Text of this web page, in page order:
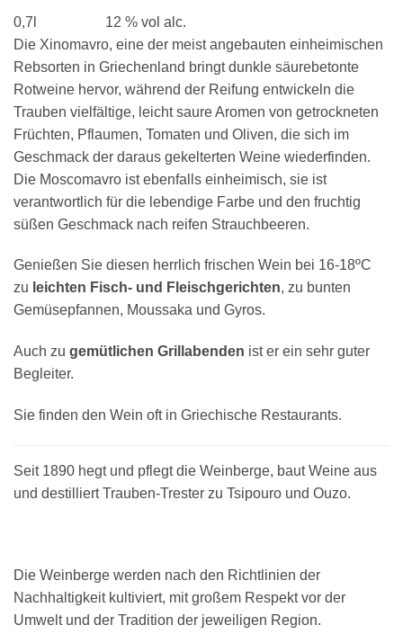
0,7l 12 % vol alc.
Die Xinomavro, eine der meist angebauten einheimischen
Rebsorten in Griechenland bringt dunkle säurebetonte
Rotweine hervor, während der Reifung entwickeln die
Trauben vielfältige, leicht saure Aromen von getrockneten
Früchten, Pflaumen, Tomaten und Oliven, die sich im
Geschmack der daraus gekelterten Weine wiederfinden.
Die Moscomavro ist ebenfalls einheimisch, sie ist
verantwortlich für die lebendige Farbe und den fruchtig
süßen Geschmack nach reifen Strauchbeeren.
Genießen Sie diesen herrlich frischen Wein bei 16-18ºC
zu leichten Fisch- und Fleischgerichten, zu bunten
Gemüsepfannen, Moussaka und Gyros.
Auch zu gemütlichen Grillabenden ist er ein sehr guter
Begleiter.
Sie finden den Wein oft in Griechische Restaurants.
Seit 1890 hegt und pflegt die Weinberge, baut Weine aus
und destilliert Trauben-Trester zu Tsipouro und Ouzo.
Die Weinberge werden nach den Richtlinien der
Nachhaltigkeit kultiviert, mit großem Respekt vor der
Umwelt und der Tradition der jeweiligen Region.